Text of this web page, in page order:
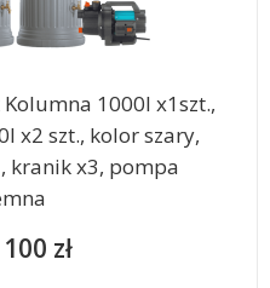
1000l x1szt.,
x2 szt., kolor szary,
kranik x3, pompa
zł